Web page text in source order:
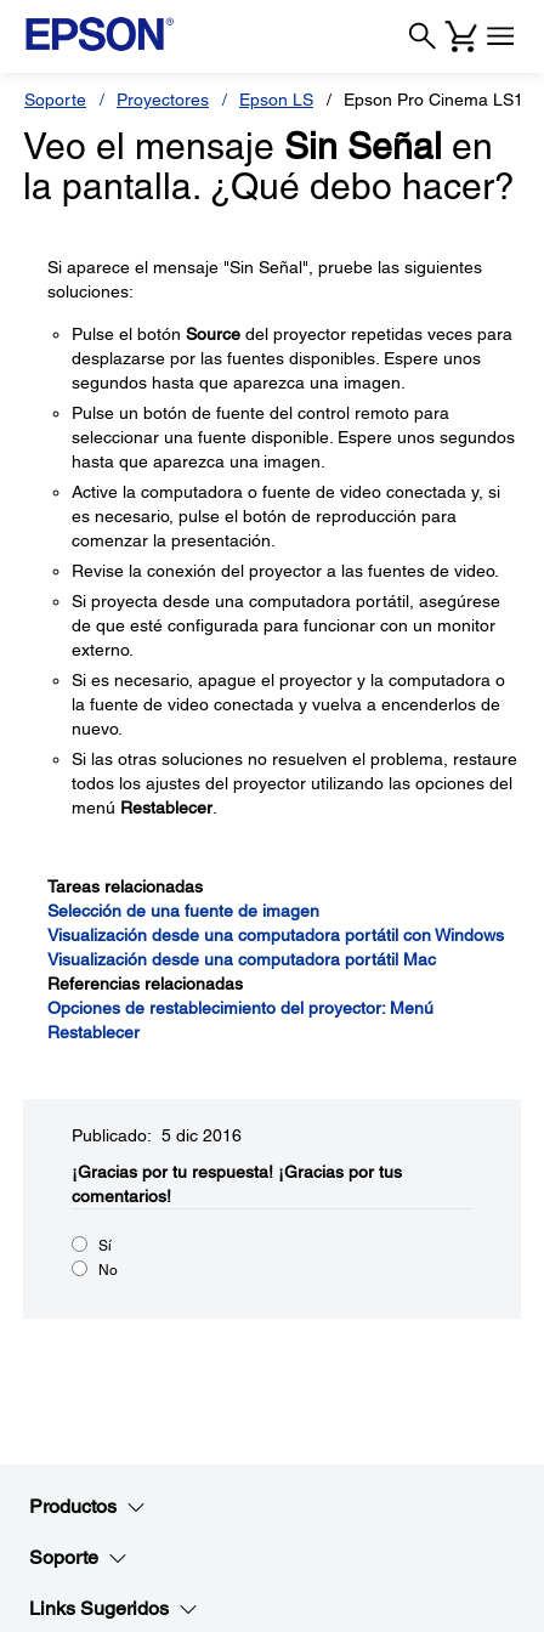
Soporte Proyectores Epson LS Epson Pro Cinema
Veo el mensaje Sin Señal en
la pantalla. ¿Qué debo hacer?
Si aparece el mensaje "Sin Señal", pruebe las siguientes
soluciones:
Pulse el botón Source del proyector repetidas veces para
desplazarse por las fuentes disponibles. Espere unos
segundos hasta que aparezca una imagen.
Pulse un botón de fuente del control remoto para
seleccionar una fuente disponible. Espere unos segundos
hasta que aparezca una imagen.
Active la computadora o fuente de video conectada y, si
es necesario, pulse el botón de reproducción para
comenzar la presentación.
Revise la conexión del proyector a las fuentes de video.
Si proyecta desde una computadora portátil, asegúrese
de que esté configurada para funcionar con un monitor
externo.
Si es necesario, apague el proyector y la computadora o
la fuente de video conectada y vuelva a encenderlos de
nuevo.
Si las otras soluciones no resuelven el problema, restaure
todos los ajustes del proyector utilizando las opciones del
menú Restablecer.
Tareas relacionadas
Selección de una fuente de imagen
Visualización desde una computadora portátil con Windows
Visualización desde una computadora portátil Mac
Referencias relacionadas
Opciones de restablecimiento del proyector: Menú
Restablecer
Publicado: 5 dic 2016
¡Gracias por tu respuesta! ¡Gracias por tus
comentarios!
Sí
No
Productos
Soporte
Links Sugeridos